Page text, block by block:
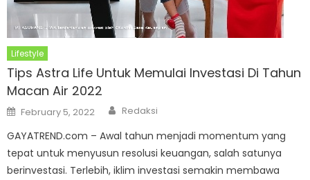
Lifestyle
Tips Astra Life Untuk Memulai Investasi Di Tahun
Macan Air 2022
Posted
on
February 5, 2022 Author
Redaksi
GAYATREND.com – Awal tahun menjadi momentum yang
tepat untuk menyusun resolusi keuangan, salah satunya
berinvestasi. Terlebih, iklim investasi semakin membawa